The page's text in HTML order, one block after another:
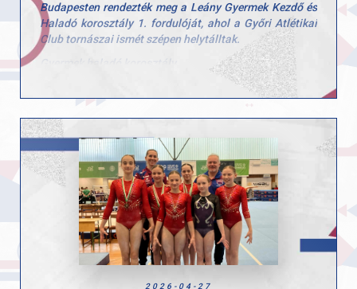
Budapesten rendezték meg a Leány Gyermek Kezdő és
Haladó korosztály 1. fordulóját, ahol a Győri Atlétikai
Club tornászai ismét szépen helytálltak.
6. ugrás
Hunorfi Heléna
6. egyéni összetett
2. gerenda
5. ugrás
Gyermek kezdő korosztály
Herenkovics Rozália
egyéni összetett
2026-04-27